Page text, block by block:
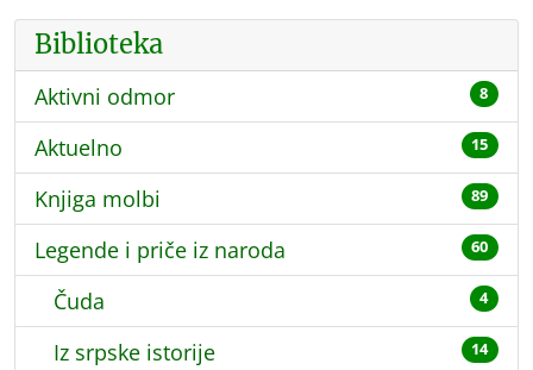
Biblioteka
Aktivni odmor 8
Aktuelno 15
Knjiga molbi 89
Legende i priče iz naroda 60
Čuda 4
Iz srpske istorije 14